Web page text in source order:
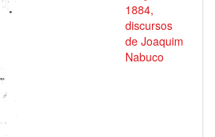
1884,
discursos
de Joaquim
Nabuco